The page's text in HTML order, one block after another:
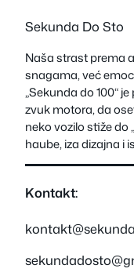
Sekunda Do Sto
Naša strast prema
snagama, već
„Sekunda do 100“
zvuk motora, da
neko vozilo stiže do
haube, iza dizajna i
Kontakt: